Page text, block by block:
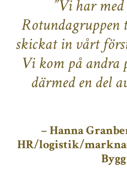
”Vi har
Rotundagruppen
skickat in vårt
Vi kom på andra
därmed en del
– Hanna
HR/logistik/
Bygg